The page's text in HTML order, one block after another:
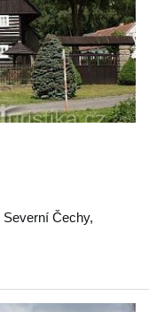
Severní Čechy,